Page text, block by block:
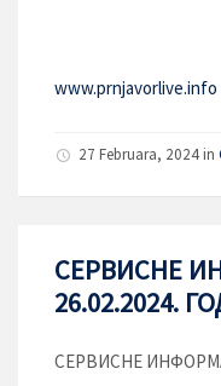
www.prnjavorlive.info
27 Februara, 2024in
СЕРВИСНЕ
26.02.2024.
СЕРВИСНЕ